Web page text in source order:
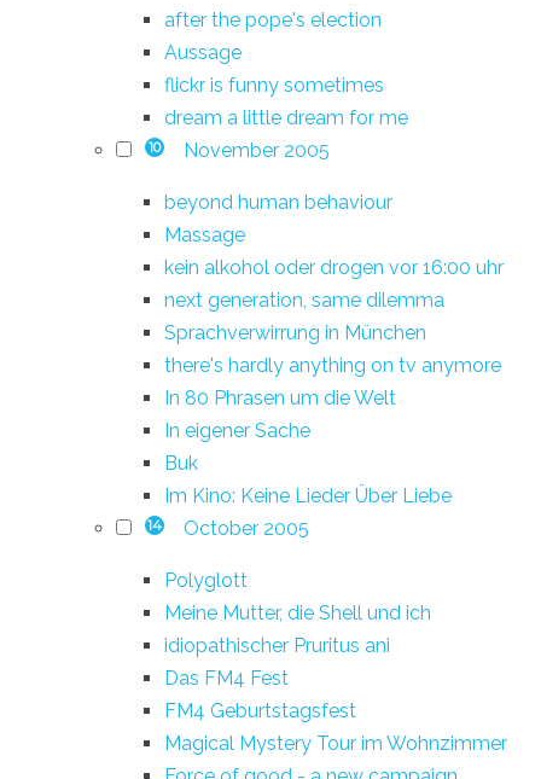
after the pope's election
Aussage
flickr is funny sometimes
dream a little dream for me
10 November 2005
beyond human behaviour
Massage
kein alkohol oder drogen vor 16:00 uhr
next generation, same dilemma
Sprachverwirrung in München
there's hardly anything on tv anymore
In 80 Phrasen um die Welt
In eigener Sache
Buk
Im Kino: Keine Lieder Über Liebe
14 October 2005
Polyglott
Meine Mutter, die Shell und ich
idiopathischer Pruritus ani
Das FM4 Fest
FM4 Geburtstagsfest
Magical Mystery Tour im Wohnzimmer